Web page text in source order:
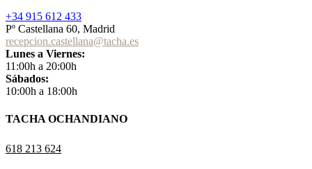
+34 915 612 433
Pº Castellana 60, Madrid
recepcion.castellana@tacha.es
Lunes a Viernes:
11:00h a 20:00h
Sábados:
10:00h a 18:00h
TACHA OCHANDIANO
618 213 624